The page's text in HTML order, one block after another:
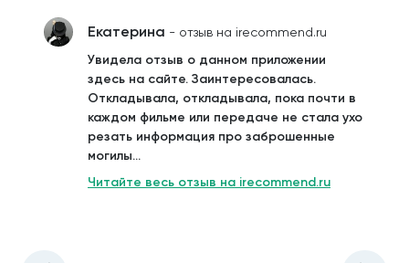
Екатерина - отзыв на irecommend.ru
Увидела отзыв о данном приложении
здесь на сайте. Заинтересовалась.
Откладывала, откладывала, пока почти в
каждом фильме или передаче не стала ухо
резать информация про заброшенные
могилы...
Читайте весь отзыв на irecommend.ru